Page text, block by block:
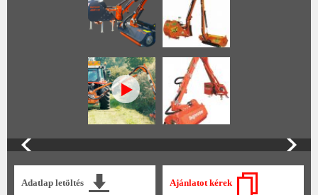
Adatlap letöltés Ajánlatot kérek